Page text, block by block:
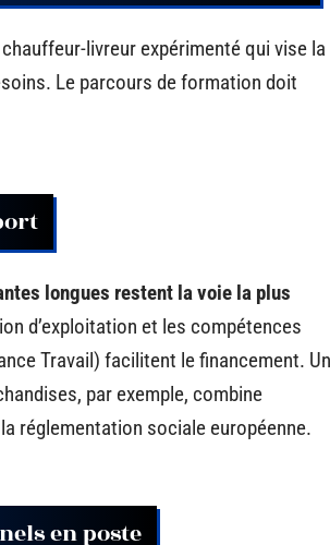
livreur expérimenté qui vise la
Le parcours de formation doit
longues restent la voie la plus
d’exploitation et les compétences
Travail) facilitent le financement. Un
par exemple, combine
réglementation sociale européenne.
en poste